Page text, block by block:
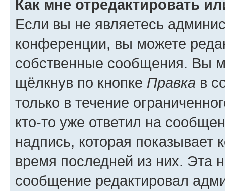
Как мне отредактировать
Если вы не являетесь
конференции, вы можете
собственные сообщения. Вы
щёлкнув по кнопке Правка в
только в течение
кто-то уже ответил на
надпись, которая показывает
время последней из них. Эта
сообщение редактировал